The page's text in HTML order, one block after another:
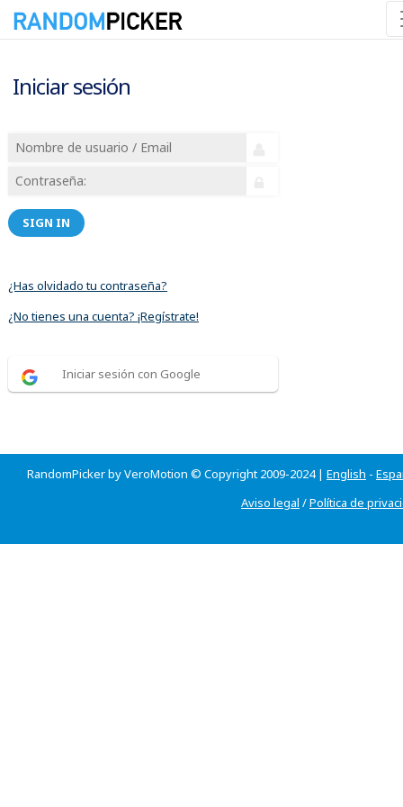
Iniciar sesión
SIGN IN
¿Has olvidado tu contraseña?
¿No tienes una cuenta? ¡Regístrate!
Iniciar sesión con Google
RandomPicker by VeroMotion © Copyright 2009-2024 | English -
Aviso legal /Política de